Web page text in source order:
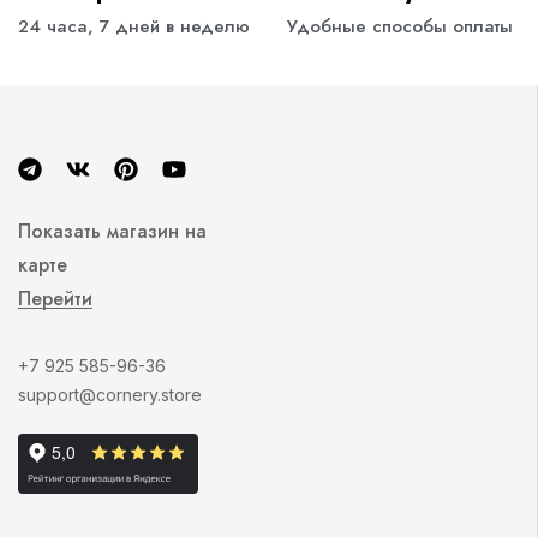
24 часа, 7 дней в неделю Удобные способы оплаты
Показать магазин на
карте
Перейти
+7 925 585-96-36
support@cornery.store